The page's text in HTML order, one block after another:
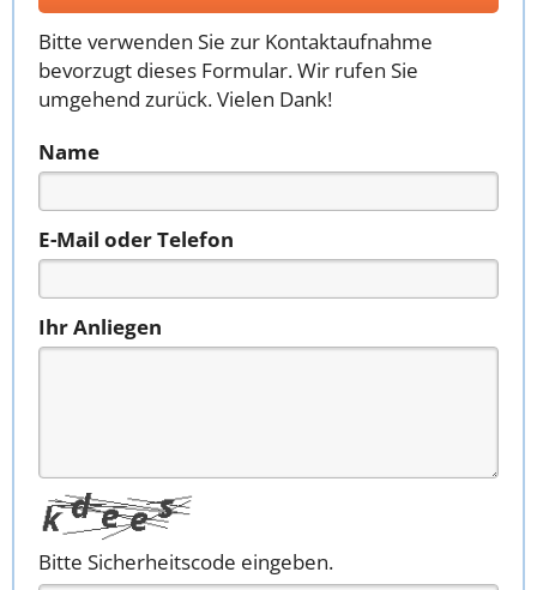
Bitte verwenden Sie zur Kontaktaufnahme
bevorzugt dieses Formular. Wir rufen Sie
umgehend zurück. Vielen Dank!
Name
E-Mail oder Telefon
Ihr Anliegen
Bitte Sicherheitscode eingeben.